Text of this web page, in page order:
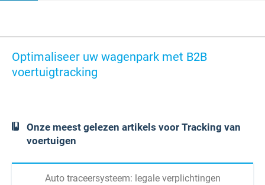
Optimaliseer uw wagenpark met B2B
voertuigtracking
Onze meest gelezen artikels voor Tracking van
voertuigen
Auto traceersysteem: legale verplichtingen